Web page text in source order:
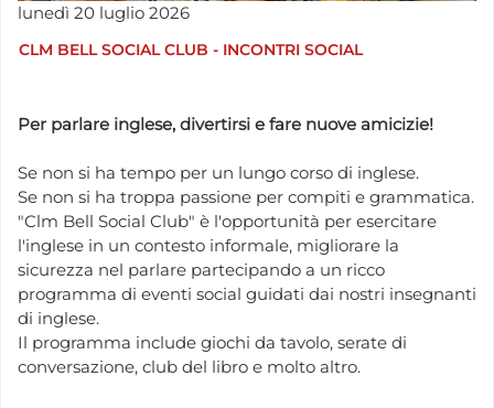
lunedì 20 luglio 2026
CLM BELL SOCIAL CLUB - INCONTRI SOCIAL
Per parlare inglese, divertirsi e fare nuove amicizie!
Se non si ha tempo per un lungo corso di inglese.
Se non si ha troppa passione per compiti e grammatica.
"Clm Bell Social Club" è l'opportunità per esercitare
l'inglese in un contesto informale, migliorare la
sicurezza nel parlare partecipando a un ricco
programma di eventi social guidati dai nostri insegnanti
di inglese.
Il programma include giochi da tavolo, serate di
conversazione, club del libro e molto altro.